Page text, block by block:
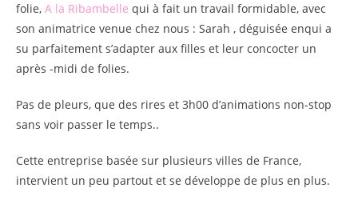
folie, A la Ribambelle qui à fait un travail formidable, avec
son animatrice venue chez nous : Sarah , déguisée enqui a
su parfaitement s’adapter aux filles et leur concocter un
après -midi de folies.
Pas de pleurs, que des rires et 3h00 d’animations non-stop
sans voir passer le temps..
Cette entreprise basée sur plusieurs villes de France,
intervient un peu partout et se développe de plus en plus.